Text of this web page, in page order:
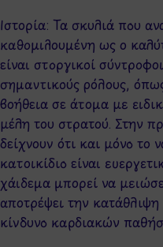
Ιστορία: Τα σκυλιά που
καθομιλουμένη ως ο
είναι στοργικοί
σημαντικούς ρόλους,
βοήθεια σε άτομα με
μέλη του στρατού. Στην
δείχνουν ότι και μόνο το
κατοικίδιο είναι
χάιδεμα μπορεί να
αποτρέψει την
κίνδυνο καρδιακών